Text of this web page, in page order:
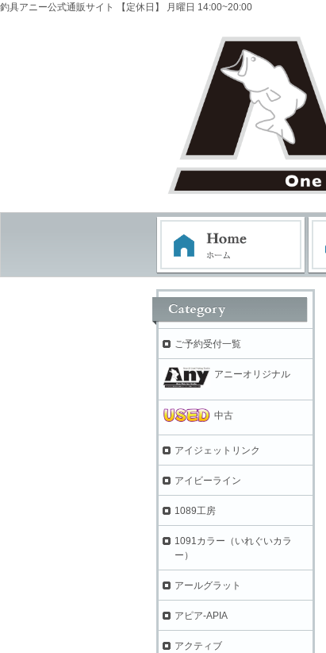
釣具アニー公式通販サイト 【定休日】 月曜日 14:00~20:00
ご予約受付一覧
アニーオリジナル
中古
アイジェットリンク
アイビーライン
1089工房
1091カラー（いれぐいカラ
ー）
アールグラット
アピア-APIA
アクティブ